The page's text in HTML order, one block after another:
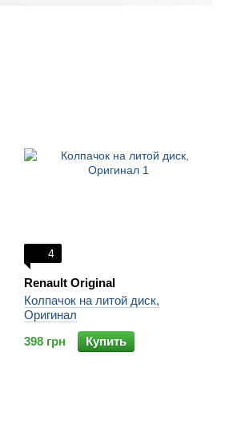
4
Renault Original
Колпачок на литой диск,
Оригинал
398 грн
Купить